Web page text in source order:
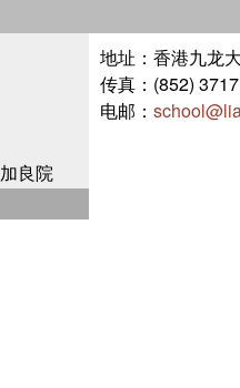
良院
地址：香港九龙
传真：(852)
电邮：